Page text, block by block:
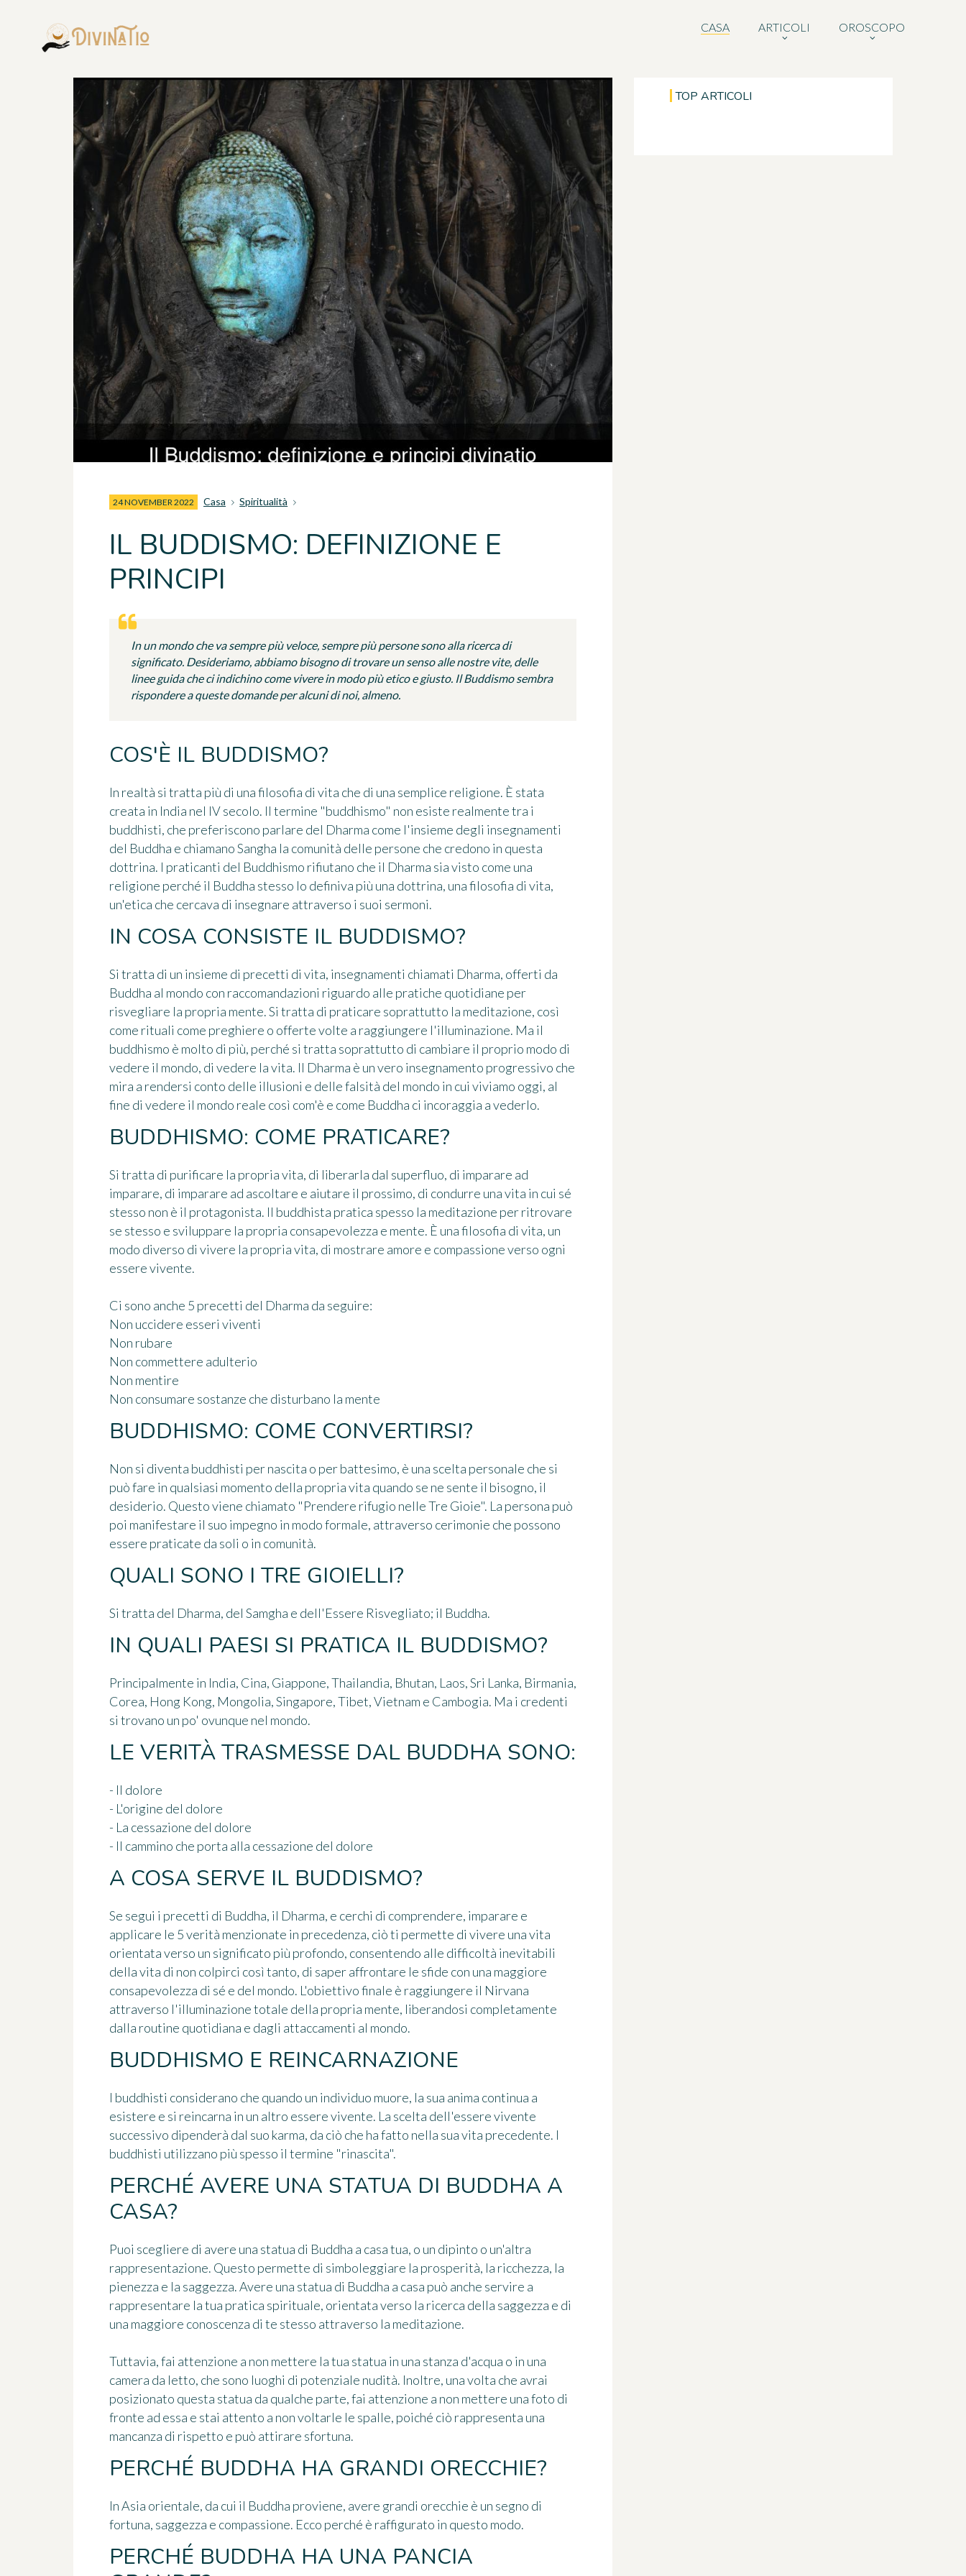
CASA ARTICOLI OROSCOPO
24 NOVEMBER 2022 Casa Spiritualità
IL BUDDISMO: DEFINIZIONE E
PRINCIPI
In un mondo che va sempre più veloce, sempre più persone sono alla ricerca di
significato. Desideriamo, abbiamo bisogno di trovare un senso alle nostre vite, delle
linee guida che ci indichino come vivere in modo più etico e giusto. Il Buddismo sembra
rispondere a queste domande per alcuni di noi, almeno.
COS'È IL BUDDISMO?
In realtà si tratta più di una filosofia di vita che di una semplice religione. È stata
creata in India nel IV secolo. Il termine "buddhismo" non esiste realmente tra i
buddhisti, che preferiscono parlare del Dharma come l'insieme degli insegnamenti
del Buddha e chiamano Sangha la comunità delle persone che credono in questa
dottrina. I praticanti del Buddhismo rifiutano che il Dharma sia visto come una
religione perché il Buddha stesso lo definiva più una dottrina, una filosofia di vita,
un'etica che cercava di insegnare attraverso i suoi sermoni.
IN COSA CONSISTE IL BUDDISMO?
Si tratta di un insieme di precetti di vita, insegnamenti chiamati Dharma, offerti da
Buddha al mondo con raccomandazioni riguardo alle pratiche quotidiane per
risvegliare la propria mente. Si tratta di praticare soprattutto la meditazione, così
come rituali come preghiere o offerte volte a raggiungere l'illuminazione. Ma il
buddhismo è molto di più, perché si tratta soprattutto di cambiare il proprio modo di
vedere il mondo, di vedere la vita. Il Dharma è un vero insegnamento progressivo che
mira a rendersi conto delle illusioni e delle falsità del mondo in cui viviamo oggi, al
fine di vedere il mondo reale così com'è e come Buddha ci incoraggia a vederlo.
BUDDHISMO: COME PRATICARE?
Si tratta di purificare la propria vita, di liberarla dal superfluo, di imparare ad
imparare, di imparare ad ascoltare e aiutare il prossimo, di condurre una vita in cui sé
stesso non è il protagonista. Il buddhista pratica spesso la meditazione per ritrovare
se stesso e sviluppare la propria consapevolezza e mente. È una filosofia di vita, un
modo diverso di vivere la propria vita, di mostrare amore e compassione verso ogni
essere vivente.
Ci sono anche 5 precetti del Dharma da seguire:
Non uccidere esseri viventi
Non rubare
Non commettere adulterio
Non mentire
Non consumare sostanze che disturbano la mente
BUDDHISMO: COME CONVERTIRSI?
Non si diventa buddhisti per nascita o per battesimo, è una scelta personale che si
può fare in qualsiasi momento della propria vita quando se ne sente il bisogno, il
desiderio. Questo viene chiamato "Prendere rifugio nelle Tre Gioie". La persona può
poi manifestare il suo impegno in modo formale, attraverso cerimonie che possono
essere praticate da soli o in comunità.
QUALI SONO I TRE GIOIELLI?
Si tratta del Dharma, del Samgha e dell'Essere Risvegliato; il Buddha.
IN QUALI PAESI SI PRATICA IL BUDDISMO?
Principalmente in India, Cina, Giappone, Thailandia, Bhutan, Laos, Sri Lanka, Birmania,
Corea, Hong Kong, Mongolia, Singapore, Tibet, Vietnam e Cambogia. Ma i credenti
si trovano un po' ovunque nel mondo.
LE VERITÀ TRASMESSE DAL BUDDHA SONO:
- Il dolore
- L'origine del dolore
- La cessazione del dolore
- Il cammino che porta alla cessazione del dolore
A COSA SERVE IL BUDDISMO?
Se segui i precetti di Buddha, il Dharma, e cerchi di comprendere, imparare e
applicare le 5 verità menzionate in precedenza, ciò ti permette di vivere una vita
orientata verso un significato più profondo, consentendo alle difficoltà inevitabili
della vita di non colpirci così tanto, di saper affrontare le sfide con una maggiore
consapevolezza di sé e del mondo. L'obiettivo finale è raggiungere il Nirvana
attraverso l'illuminazione totale della propria mente, liberandosi completamente
dalla routine quotidiana e dagli attaccamenti al mondo.
BUDDHISMO E REINCARNAZIONE
I buddhisti considerano che quando un individuo muore, la sua anima continua a
esistere e si reincarna in un altro essere vivente. La scelta dell'essere vivente
successivo dipenderà dal suo karma, da ciò che ha fatto nella sua vita precedente. I
buddhisti utilizzano più spesso il termine "rinascita".
PERCHÉ AVERE UNA STATUA DI BUDDHA A
CASA?
Puoi scegliere di avere una statua di Buddha a casa tua, o un dipinto o un'altra
rappresentazione. Questo permette di simboleggiare la prosperità, la ricchezza, la
pienezza e la saggezza. Avere una statua di Buddha a casa può anche servire a
rappresentare la tua pratica spirituale, orientata verso la ricerca della saggezza e di
una maggiore conoscenza di te stesso attraverso la meditazione.
Tuttavia, fai attenzione a non mettere la tua statua in una stanza d'acqua o in una
camera da letto, che sono luoghi di potenziale nudità. Inoltre, una volta che avrai
posizionato questa statua da qualche parte, fai attenzione a non mettere una foto di
fronte ad essa e stai attento a non voltarle le spalle, poiché ciò rappresenta una
mancanza di rispetto e può attirare sfortuna.
PERCHÉ BUDDHA HA GRANDI ORECCHIE?
In Asia orientale, da cui il Buddha proviene, avere grandi orecchie è un segno di
fortuna, saggezza e compassione. Ecco perché è raffigurato in questo modo.
PERCHÉ BUDDHA HA UNA PANCIA
TOP ARTICOLI